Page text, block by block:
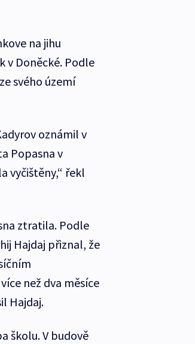
na jihu
v Doněcké. Podle
svého území
oznámil v
Popasna v
vyčištěny,“ řekl
ztratila. Podle
Hajdaj přiznal, že
než dva měsíce
Hajdaj.
školu. V budově